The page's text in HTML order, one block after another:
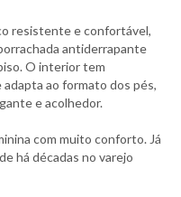
resistente e confortável,
antiderrapante
O interior tem
ao formato dos pés,
e acolhedor.
com muito conforto. Já
há décadas no varejo